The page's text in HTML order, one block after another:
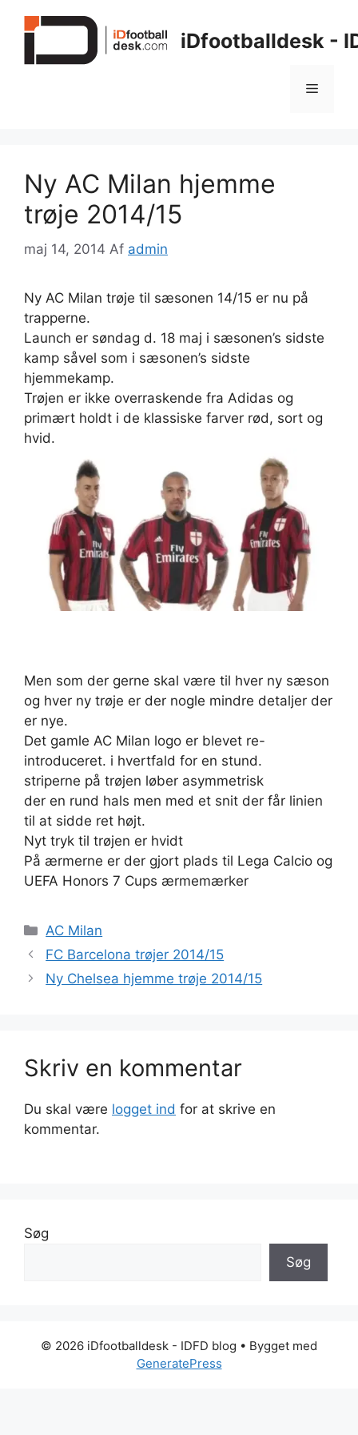
iDfootballdesk -
Menu
Ny AC Milan hjemme
trøje 2014/15
maj 14, 2014 Af admin
Ny AC Milan trøje til sæsonen 14/15 er nu på
trapperne.
Launch er søndag d. 18 maj i sæsonen’s sidste
kamp såvel som i sæsonen’s sidste
hjemmekamp.
Trøjen er ikke overraskende fra Adidas og
primært holdt i de klassiske farver rød, sort og
hvid.
Men som der gerne skal være til hver ny sæson
og hver ny trøje er der nogle mindre detaljer der
er nye.
Det gamle AC Milan logo er blevet re-
introduceret. i hvertfald for en stund.
striperne på trøjen løber asymmetrisk
der en rund hals men med et snit der får linien
til at sidde ret højt.
Nyt tryk til trøjen er hvidt
På ærmerne er der gjort plads til Lega Calcio og
UEFA Honors 7 Cups ærmemærker
Kategorier
AC Milan
FC Barcelona trøjer 2014/15
Ny Chelsea hjemme trøje 2014/15
Skriv en kommentar
Du skal være logget ind for at skrive en
kommentar.
Søg
Søg
© 2026 iDfootballdesk - IDFD blog • Bygget med
GeneratePress